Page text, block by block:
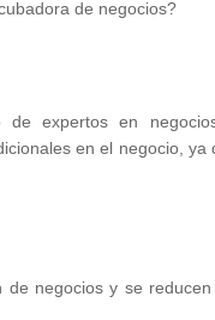
de negocios?
expertos en
en el negocio,
negocios y se